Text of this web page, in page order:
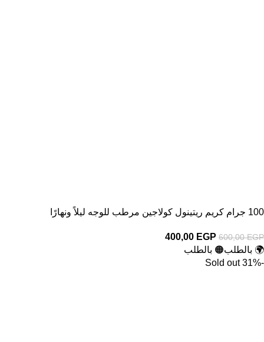
100 جرام كريم ريتينول كولاجين مرطب للوجه ليلاً ونهارًا
600,00EGP
400,00 EGP
🌍 بالطلب🟠 بالطلب
-31%
Sold out